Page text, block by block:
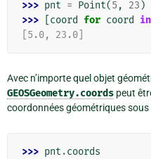
>>> pnt = Point(5 , 23 )
>>>
coord for coord in
[5.0, 23.0]
Avec n’importe quel objet
GEOSGeometry.coords peut
coordonnées géométriques
>>> pnt .coords